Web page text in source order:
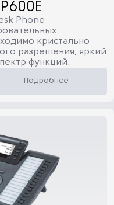
Phone
кристально
разрешения, яркий
функций.
Подробнее